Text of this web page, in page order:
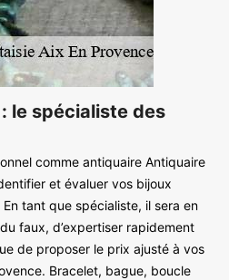
le spécialiste des
comme antiquaire Antiquaire
et évaluer vos bijoux
tant que spécialiste, il sera en
faux, d’expertiser rapidement
de proposer le prix ajusté à vos
Bracelet, bague, boucle